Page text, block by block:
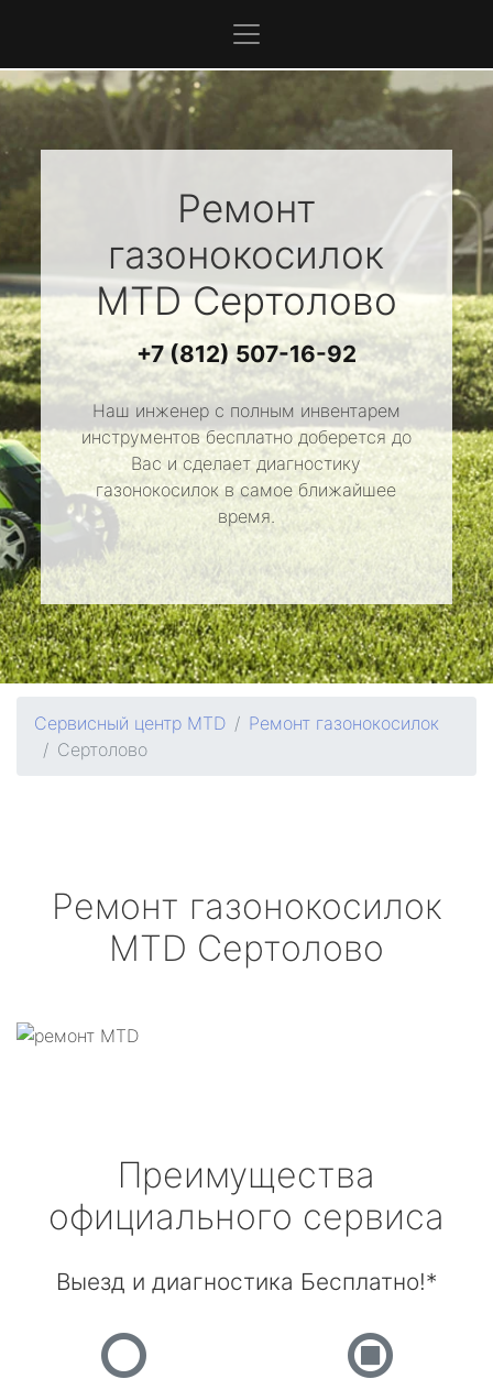
Ремонт
газонокосилок
MTDСертолово
+7 (812) 507-16-92
Наш инженер с полным инвентарем
инструментов бесплатно доберется до
Вас и сделает диагностику
газонокосилок в самое ближайшее
время.
Сервисный центр MTD
Ремонт газонокосилок
Сертолово
Ремонт газонокосилок
MTD Сертолово
Преимущества
официального сервиса
Выезд и диагностика Бесплатно!*